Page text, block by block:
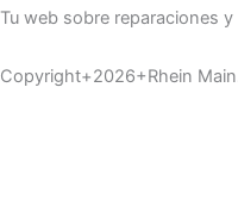
Tu web sobre reparaciones
Copyright+2026+Rhein